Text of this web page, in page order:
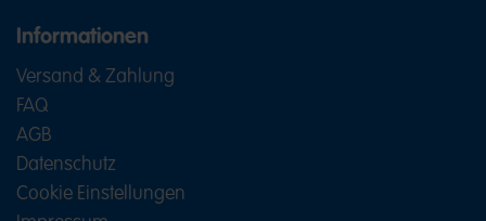
Informationen
Versand & Zahlung
FAQ
AGB
Datenschutz
Cookie Einstellungen